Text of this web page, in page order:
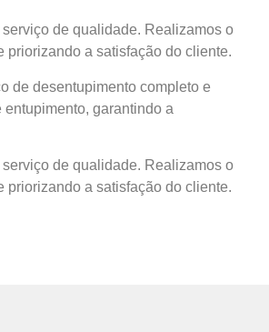
de qualidade. Realizamos o
a satisfação do cliente.
de desentupimento completo e
garantindo a
de qualidade. Realizamos o
a satisfação do cliente.